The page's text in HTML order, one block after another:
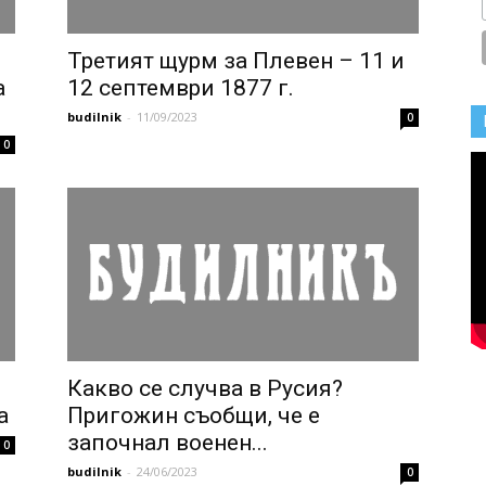
0
Третият щурм за Плевен – 11 и
12 септември 1877 г.
budilnik - 11/09/2023 0
0
Какво се случва в Русия?
Пригожин съобщи, че е
започнал военен...
budilnik - 24/06/2023 0